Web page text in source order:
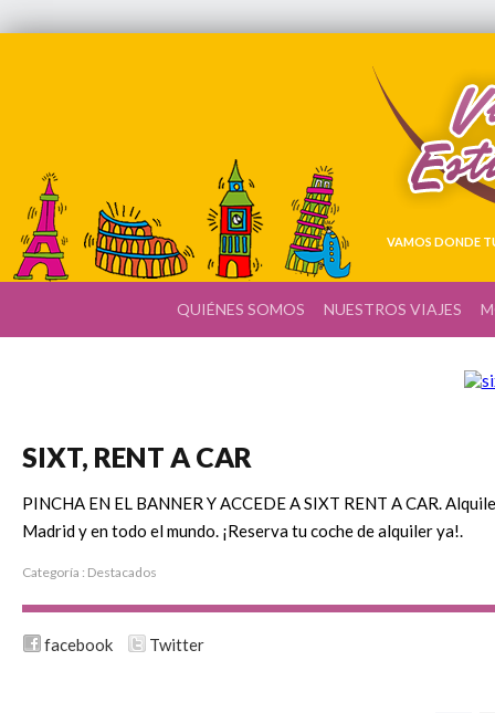
VAMOS DONDE
QUIÉNES SOMOS NUESTROS VIAJES
SIXT, RENT A CAR
PINCHA EN EL BANNER Y ACCEDE A SIXT RENT A CAR.
Madrid y en todo el mundo. ¡Reserva tu coche de alquiler ya!.
Categoría : Destacados
facebook Twitter